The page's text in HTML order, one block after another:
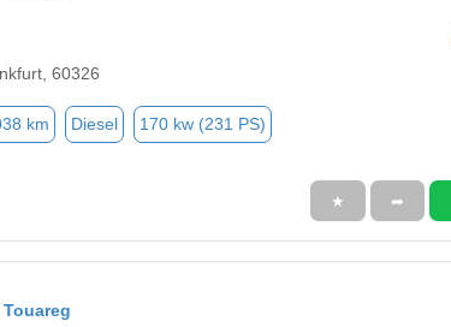
60326
km Diesel 170 kw (231 PS)
★ ➦
Touareg